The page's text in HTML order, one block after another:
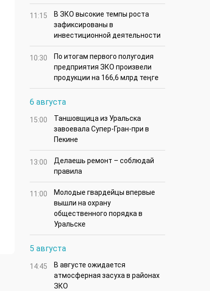
11:15
В ЗКО высокие темпы роста
зафиксированы в
инвестиционной деятельности
10:30
По итогам первого полугодия
предприятия ЗКО произвели
продукции на 166,6 млрд теңге
6 августа
15:00
Таншовщица из Уральска
завоевала Супер-Гран-при в
Пекине
13:00
Делаешь ремонт – соблюдай
правила
11:00
Молодые гвардейцы впервые
вышли на охрану
общественного порядка в
Уральске
5 августа
14:45
В августе ожидается
атмосферная засуха в районах
ЗКО